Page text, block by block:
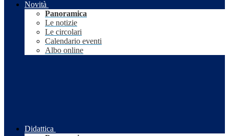
Novità
Panoramica
Le notizie
Le circolari
Calendario eventi
Albo online
Didattica